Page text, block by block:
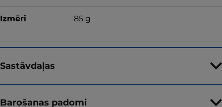
Izmēri 85 g
Sastāvdaļas
Barošanas padomi